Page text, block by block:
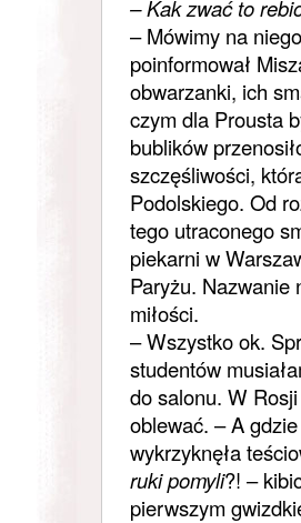
– Kak zwać to
– Mówimy na
poinformował
obwarzanki, ich
czym dla Prousta
bublików
szczęśliwości,
Podolskiego. Od
tego utraconego
piekarni w
Paryżu. Nazwanie
miłości.
– Wszystko ok.
studentów
do salonu. W
oblewać. – A
wykrzyknęła
ruki pomyli?! –
pierwszym